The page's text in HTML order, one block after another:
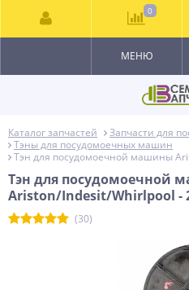
МЕНЮ
Каталог запчастей
Запчасти для
Тэны для посудомоечных машин
Тэн для посудомоечной машины
Тэн для посудомоечной
Ariston/Indesit/Whirlpool -
(30)
0